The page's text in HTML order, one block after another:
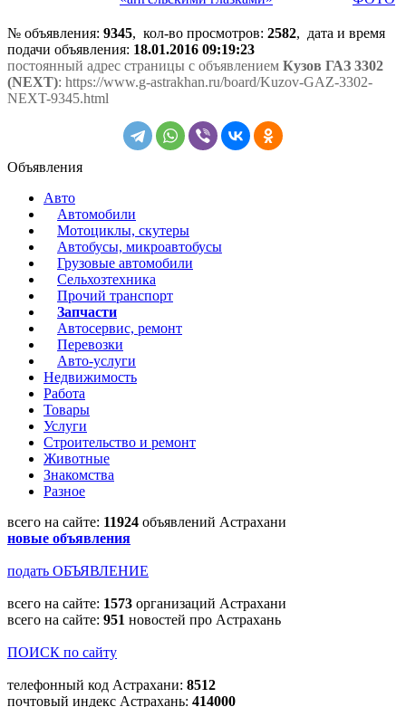
№ объявления: 9345, кол-во просмотров: 2582, дата и время
подачи объявления: 18.01.2016 09:19:23
постоянный адрес страницы с объявлением Кузов ГАЗ 3302
(NEXT): https://www.g-astrakhan.ru/board/Kuzov-GAZ-3302-
NEXT-9345.html
Объявления
Авто
Автомобили
Мотоциклы, скутеры
Автобусы, микроавтобусы
Грузовые автомобили
Сельхозтехника
Прочий транспорт
Запчасти
Автосервис, ремонт
Перевозки
Авто-услуги
Недвижимость
Работа
Товары
Услуги
Строительство и ремонт
Животные
Знакомства
Разное
всего на сайте: 11924 объявлений Астрахани
новые объявления
подать ОБЪЯВЛЕНИЕ
всего на сайте: 1573 организаций Астрахани
всего на сайте: 951 новостей про Астрахань
ПОИСК по сайту
телефонный код Астрахани: 8512
почтовый индекс Астрахань: 414000